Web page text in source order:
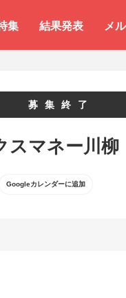
集 結果発表 メ
募集終了
スマネー川柳
Googleカレンダーに追加